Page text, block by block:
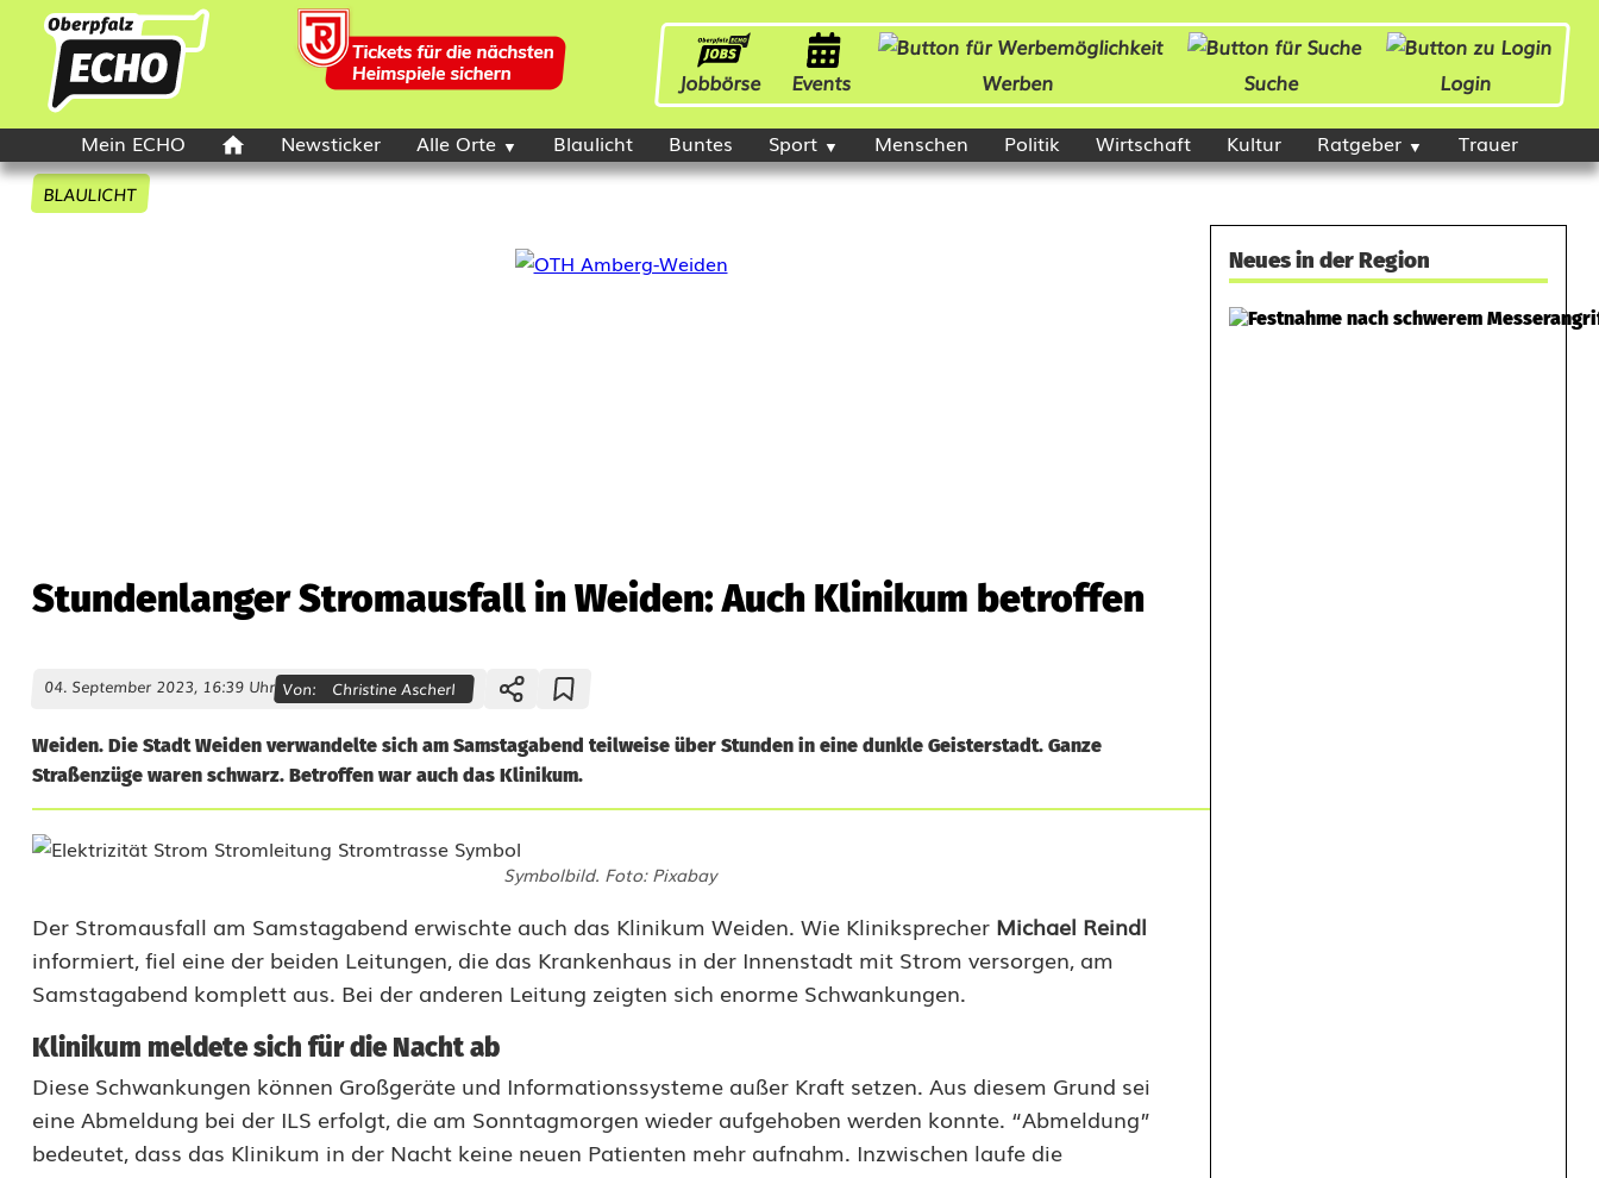
Jobbörse Events Werben Suche Login
Mein ECHO Newsticker Alle Orte Blaulicht Buntes Sport Menschen Politik Wirtschaft Kultur Ratgeber Trauer
BLAULICHT
Stundenlanger Stromausfall in Weiden: Auch Klinikum betroffen
04. September 2023, 16:39 Uhr Von: Christine Ascherl
Weiden. Die Stadt Weiden verwandelte sich am Samstagabend teilweise über Stunden in eine dunkle Geisterstadt. Ganze
Straßenzüge waren schwarz. Betroffen war auch das Klinikum.
S
u
n
d
e
n
Symbolbild. Foto: Pixabay
Der Stromausfall am Samstagabend erwischte auch das Klinikum Weiden. Wie Kliniksprecher Michael Reindl
informiert, fiel eine der beiden Leitungen, die das Krankenhaus in der Innenstadt mit Strom versorgen, am
Samstagabend komplett aus. Bei der anderen Leitung zeigten sich enorme Schwankungen.
Klinikum meldete sich für die Nacht ab
Diese Schwankungen können Großgeräte und Informationssysteme außer Kraft setzen. Aus diesem Grund sei
eine Abmeldung bei der ILS erfolgt, die am Sonntagmorgen wieder aufgehoben werden konnte. “Abmeldung”
bedeutet, dass das Klinikum in der Nacht keine neuen Patienten mehr aufnahm. Inzwischen laufe die
Neues in der Region